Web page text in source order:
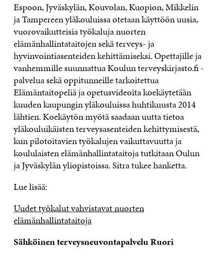
Espoon, Jyväskylän, Kouvolan, Kuopion, Mikkelin
ja Tampereen yläkouluissaotetaan käyttöön uusia,
vuorovaikutteisia työkaluja nuorten
elämänhallintataitojen sekä terveys- ja
hyvinvointiasenteiden kehittämiseksi. Opettajille ja
vanhemmille suunnattua Koulun terveyskirjasto.fi -
palvelua sekä oppitunneille tarkoitettua
Elämäntaitopeliä ja opetusvideoita koekäytetään
kuuden kaupungin yläkouluissa huhtikuusta 2014
lähtien.Koekäytön myötä saadaan uutta tietoa
yläkouluikäisten terveysasenteiden kehittymisestä,
kun pilotoitavien työkalujen vaikuttavuutta ja
koululaisten elämänhallintataitoja tutkitaan Oulun
ja Jyväskylän yliopistoissa. Sitra tukee hanketta.
Lue lisää:
Uudet työkalut vahvistavat nuorten
elämänhallintataitoja
Sähköinen terveysneuvontapalvelu Ruori